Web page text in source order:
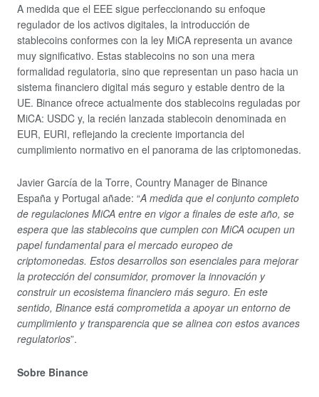
A medida que el EEE sigue perfeccionando su enfoque
regulador de los activos digitales, la introducción de
stablecoins conformes con la ley MiCA representa un avance
muy significativo. Estas stablecoins no son una mera
formalidad regulatoria, sino que representan un paso hacia un
sistema financiero digital más seguro y estable dentro de la
UE. Binance ofrece actualmente dos stablecoins reguladas por
MiCA: USDC y, la recién lanzada stablecoin denominada en
EUR, EURI, reflejando la creciente importancia del
cumplimiento normativo en el panorama de las criptomonedas.
Javier García de la Torre, Country Manager de Binance
España y Portugal añade: “A medida que el conjunto completo
de regulaciones MiCA entre en vigor a finales de este año, se
espera que las stablecoins que cumplen con MiCA ocupen un
papel fundamental para el mercado europeo de
criptomonedas. Estos desarrollos son esenciales para mejorar
la protección del consumidor, promover la innovación y
construir un ecosistema financiero más seguro. En este
sentido, Binance está comprometida a apoyar un entorno de
cumplimiento y transparencia que se alinea con estos avances
regulatorios”.
Sobre Binance